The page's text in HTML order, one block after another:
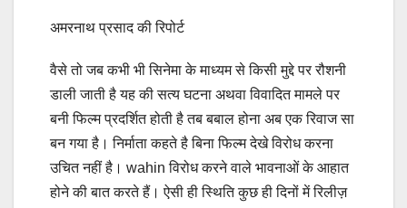
अमरनाथ प्रसाद की रिपोर्ट
वैसे तो जब कभी भी सिनेमा के माध्यम से किसी मुद्दे पर रौशनी
डाली जाती है यह की सत्य घटना अथवा विवादित मामले पर
बनी फिल्म प्रदर्शित होती है तब बबाल होना अब एक रिवाज सा
बन गया है। निर्माता कहते है बिना फिल्म देखे विरोध करना
उचित नहीं है। wahin विरोध करने वाले भावनाओं के आहात
होने की बात करते हैं। ऐसी ही स्थिति कुछ ही दिनों में रिलीज़